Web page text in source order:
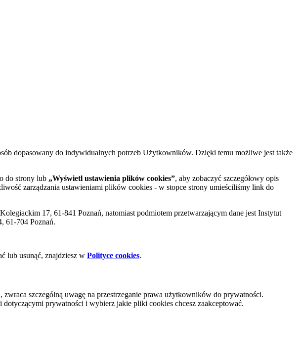
dopasowany do indywidualnych potrzeb Użytkowników. Dzięki temu możliwe jest także
do strony lub „Wyświetl ustawienia plików cookies”, aby zobaczyć szczegółowy opis
zarządzania ustawieniami plików cookies - w stopce strony umieściliśmy link do
17, 61-841 Poznań, natomiast podmiotem przetwarzającym dane jest Instytut
61-704 Poznań.
lub usunąć, znajdziesz w Polityce cookies.
szczególną uwagę na przestrzeganie prawa użytkowników do prywatności.
prywatności i wybierz jakie pliki cookies chcesz zaakceptować.